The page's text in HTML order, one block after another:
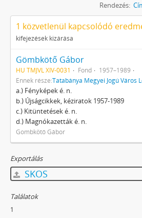
Rendezés:
1 közvetlenül kapcsolódó
kifejezések kizárása
Gömbkötő Gábor
HU TMJVL XIV-0031 Fond
1957–1989
Ennek része:Tatabánya Megyei Jogú Város
a.) Fényképek é. n.
b.) Újságcikkek, kéziratok 1957-1989
c.) Kitüntetések é. n.
d.) Magnókazetták é. n.
Gombkötő Gábor
Exportálás
SKOS
Találatok
1